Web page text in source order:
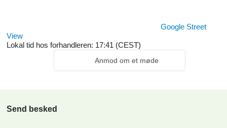
Google Street
View
Lokal tid hos forhandleren: 17:41 (CEST)
Anmod om et møde
Send besked